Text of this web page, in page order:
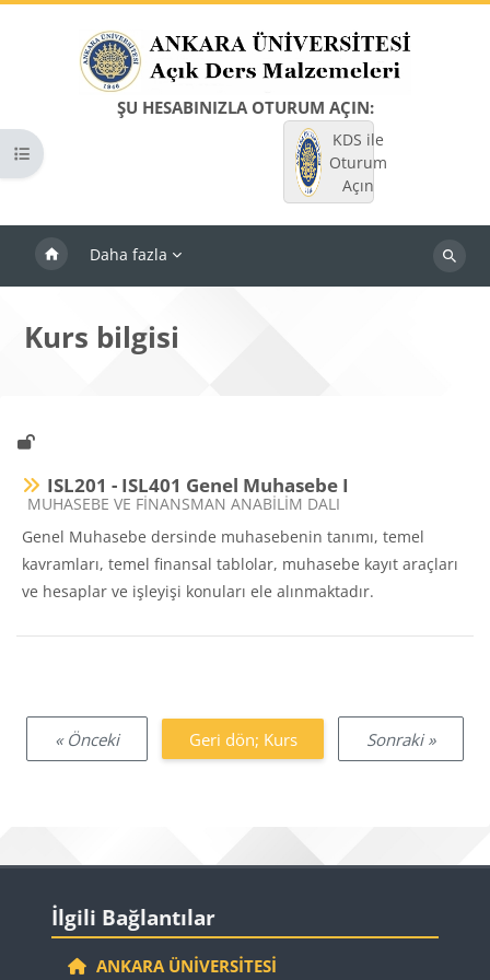
ŞU HESABINIZLA OTURUM AÇIN:
KDS ile
Oturum
Açın
Daha fazla
Dersleri
Kurs dizinini aç
Kurs bilgisi
ISL201 - ISL401 Genel Muhasebe I
Ders kategorisi
MUHASEBE VE FİNANSMAN ANABİLİM DALI
Genel Muhasebe dersinde muhasebenin tanımı, temel
kavramları, temel finansal tablolar, muhasebe kayıt araçları
ve hesaplar ve işleyişi konuları ele alınmaktadır.
« Önceki Geri dön; Kurs Sonraki »
Bloklar
İlgili Bağlantılar
ANKARA ÜNIVERSITESI